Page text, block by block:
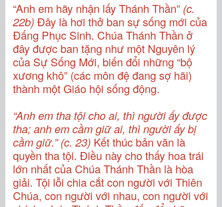
“Anh em hãy nhận lấy Thánh Thần” (c.
22b) Đây là hơi thở ban sự sống mới của
Đấng Phục Sinh. Chúa Thánh Thần ở
đây được ban tặng như một Nguyên lý
của Sự Sống Mới, biến đổi những “bộ
xương khô” (các môn đệ đang sợ hãi)
thành một Giáo hội sống động.
“Anh em tha tội cho ai, thì người ấy được
tha; anh em cầm giữ ai, thì người ấy bị
cầm giữ.” (c. 23) Kết thúc bản văn là
quyền tha tội. Điều này cho thấy hoa trái
lớn nhất của Chúa Thánh Thần là hòa
giải. Tội lỗi chia cắt con người với Thiên
Chúa, con người với nhau, con người với